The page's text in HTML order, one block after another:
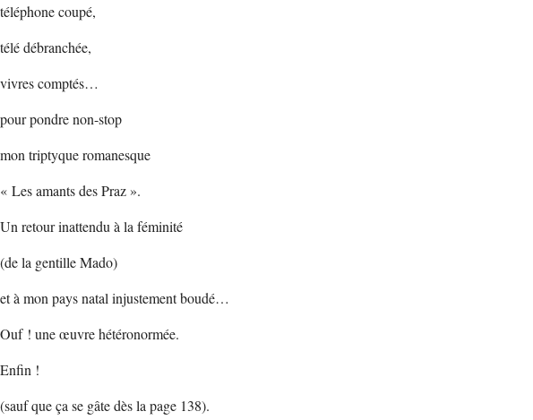
téléphone coupé,
télé débranchée,
vivres comptés…
pour pondre non-stop
mon triptyque romanesque
« Les amants des Praz ».
Un retour inattendu à la féminité
(de la gentille Mado)
et à mon pays natal injustement boudé…
Ouf ! une œuvre hétéronormée.
Enfin !
(sauf que ça se gâte dès la page 138).